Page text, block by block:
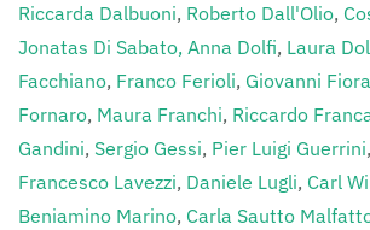
Riccarda Dalbuoni, Roberto Dall'Olio,
Jonatas Di Sabato, Anna Dolfi, Laura
Facchiano, Franco Ferioli, Giovanni
Fornaro, Maura Franchi, Riccardo
Gandini, Sergio Gessi, Pier Luigi Guerrini,
Francesco Lavezzi, Daniele Lugli, Carl
Beniamino Marino, Carla Sautto